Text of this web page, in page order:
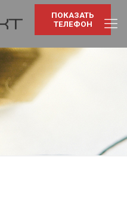
ПОКАЗАТЬ
ТЕЛЕФОН